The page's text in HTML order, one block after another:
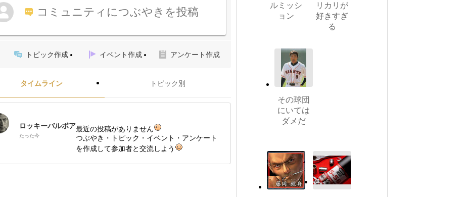
コミュニティにつぶやきを投稿
トピック作成 イベント作成 アンケート作成
タイムライン トピック別
ロッキーバルボア
たった今
最近の投稿がありません
つぶやき・トピック・イベント・アンケート
を作成して参加者と交流しよう
ルミッシ
ョン
リカリが
好きすぎ
る
その球団
にいては
ダメだ